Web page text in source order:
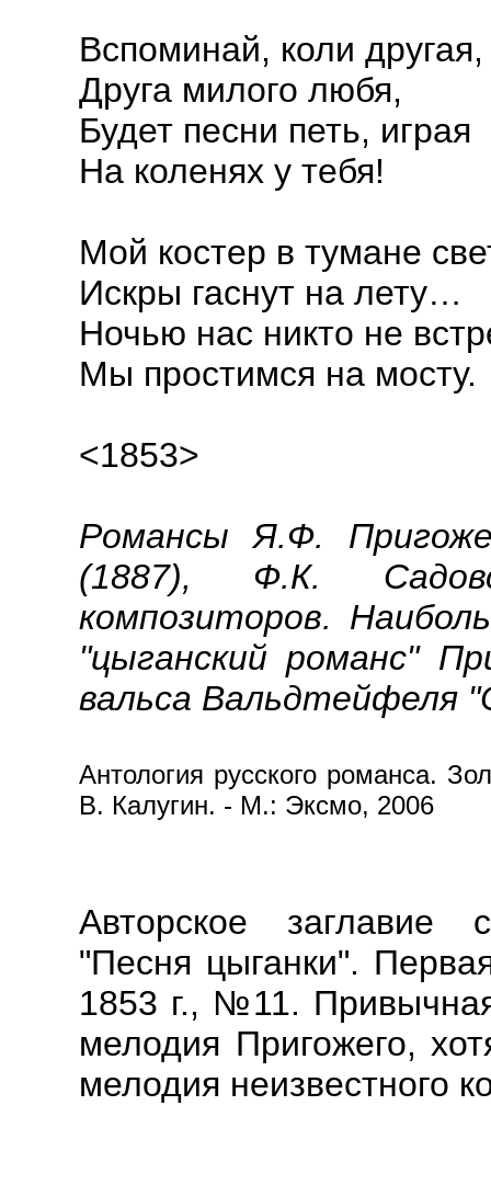
Вспоминай, коли другая,
Друга милого любя,
Будет песни петь, играя
На коленях у тебя!
Мой костер в тумане
Искры гаснут на лету…
Ночью нас никто не
Мы простимся на мосту.
<1853>
Романсы Я.Ф.
(1887), Ф.К.
композиторов.
"цыганский романс"
вальса Вальдтейфеля
Антология русского романса.
В. Калугин. - М.: Эксмо, 2006
Авторское заглавие
"Песня цыганки".
1853 г., №11.
мелодия Пригожего,
мелодия неизвестного